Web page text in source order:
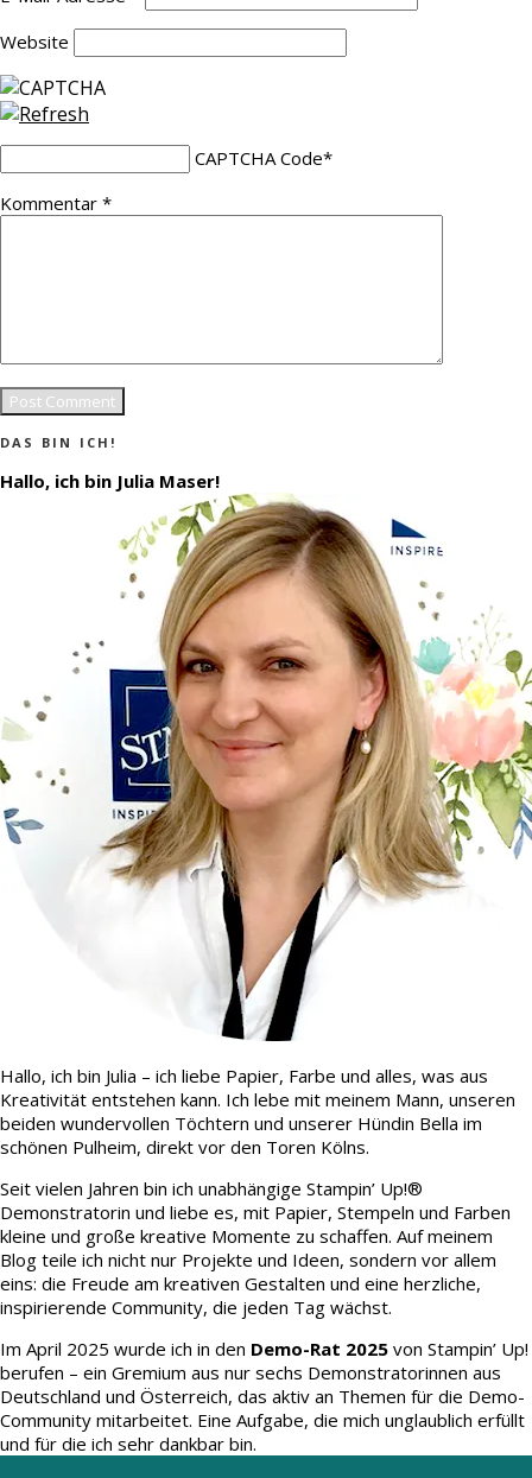
Website
CAPTCHA Code*
Kommentar *
DAS BIN ICH!
Hallo, ich bin Julia Maser!
Hallo, ich bin Julia – ich liebe Papier, Farbe und alles, was aus
Kreativität entstehen kann. Ich lebe mit meinem Mann, unseren
beiden wundervollen Töchtern und unserer Hündin Bella im
schönen Pulheim, direkt vor den Toren Kölns.
Seit vielen Jahren bin ich unabhängige Stampin’ Up!®
Demonstratorin und liebe es, mit Papier, Stempeln und Farben
kleine und große kreative Momente zu schaffen. Auf meinem
Blog teile ich nicht nur Projekte und Ideen, sondern vor allem
eins: die Freude am kreativen Gestalten und eine herzliche,
inspirierende Community, die jeden Tag wächst.
Im April 2025 wurde ich in den Demo-Rat 2025 von Stampin’ Up!
berufen – ein Gremium aus nur sechs Demonstratorinnen aus
Deutschland und Österreich, das aktiv an Themen für die Demo-
Community mitarbeitet. Eine Aufgabe, die mich unglaublich erfüllt
und für die ich sehr dankbar bin.